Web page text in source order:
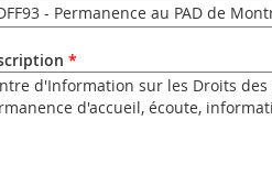
*